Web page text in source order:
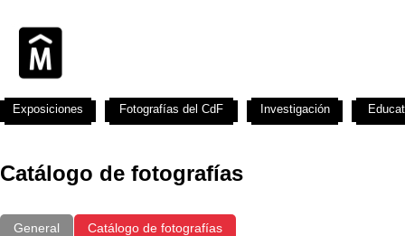
Catálogo de fotografías
General Catálogo de fotografías
Exposiciones Fotografías del CdF Investigación